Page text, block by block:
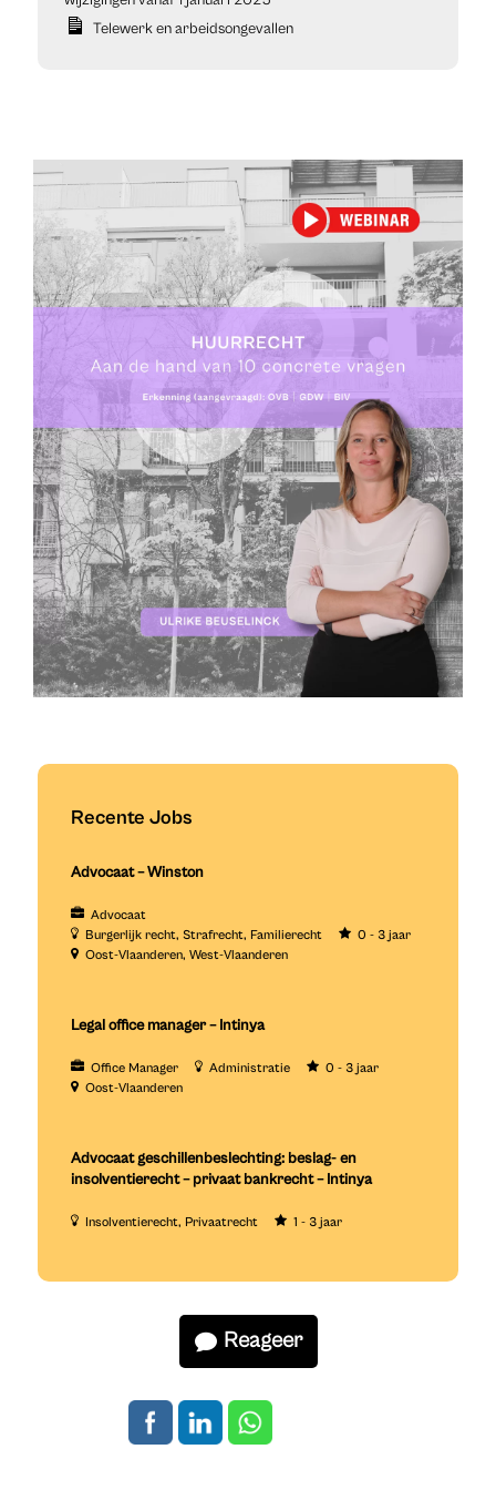
Telewerk en arbeidsongevallen
Recente Jobs
Advocaat – Winston
Advocaat
Burgerlijk recht Strafrecht Familierecht
0 - 3 jaar
Oost-Vlaanderen West-Vlaanderen
Legal office manager – Intinya
Office Manager Administratie
0 - 3 jaar
Oost-Vlaanderen
Advocaat geschillenbeslechting: beslag- en
insolventierecht – privaat bankrecht – Intinya
Insolventierecht Privaatrecht 1 - 3 jaar
Reageer